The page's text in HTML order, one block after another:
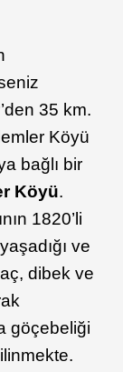
35 km.
Köyü
bağlı bir
Köyü.
1820’li
ve
dibek ve
göçebeliği